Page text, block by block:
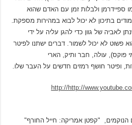
ספיידרמן ולבלות זמן עם האדם שהוא
בתיכון לא יכול לבוא במהירות מספקת.
של גוון כדי להגן עליה על ידי
לא יכול לשמור. דברים ישתנו לפיטר
פוקס), עולה, חבר ותיק, הארי
http://http://
הנוקמים, "קפטן אמריקה: חייל החורף"